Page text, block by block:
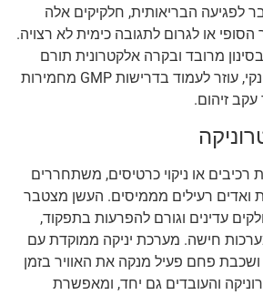
לפגיעה הבריאותית, חלקיקים אלה
או לגרום לתגובה כימית לא רצויה.
מרובד ובקרה אלקטרונית תורם
באופן משמעותי לייצור נקי, עוזר לעמוד בדרישות GMP מחמירות
עקב זיהום.
או ניקוי כרטיסים, משתחררים
ואדים רעילים מממיסים. העשן מצטבר
עדינים וגורם להפרעות בתפקוד,
חישה. מערכת יניקה ממוקדת עם
פילטרים בדרגת HEPA ושכבת פחם פעיל מנקה את האוויר בזמן
והעובדים גם יחד, ומאפשרת